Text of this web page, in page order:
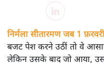
सतीश झा
मोदी सरकार का बजट 2026 बड़े